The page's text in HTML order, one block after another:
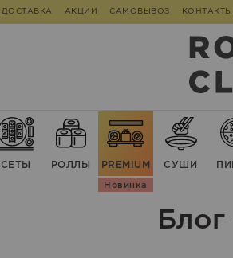
ДОСТАВКА АКЦИИ САМОВЫВОЗ КОНТАКТЫ
СЕТЫ РОЛЛЫ PREMIUM
Новинка
СУШИ